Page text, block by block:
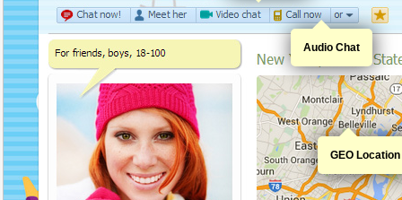
GEO Location
Audio Chat